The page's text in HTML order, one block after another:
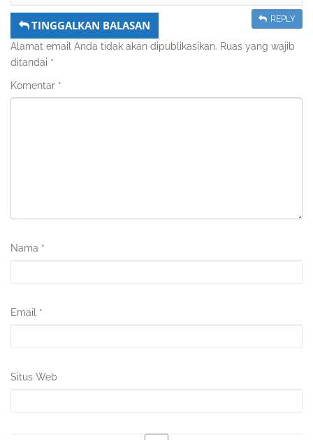
REPLY
TINGGALKAN BALASAN
Alamat email Anda tidak akan dipublikasikan. Ruas yang wajib
ditandai *
Komentar *
Nama *
Email *
Situs Web